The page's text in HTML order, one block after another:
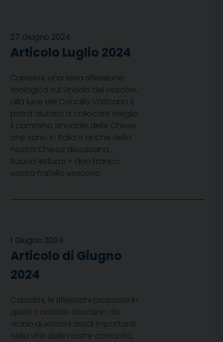
27 Giugno 2024
Articolo Luglio 2024
Carissimi, una seria riflessione
teologica sul Sinodo dei vescovi,
alla luce del Concilio Vaticano II,
potrà aiutarci a collocare meglio
il cammino sinodale delle Chiese
che sono in Italia e anche della
nostra Chiesa diocesana…
Buona lettura! + don Franco,
vostro fratello vescovo
1 Giugno 2024
Articolo di Giugno
2024
Carissimi, le riflessioni proposte in
questo articolo toccano da
vicino questioni assai importanti
nella vita delle nostre comunità